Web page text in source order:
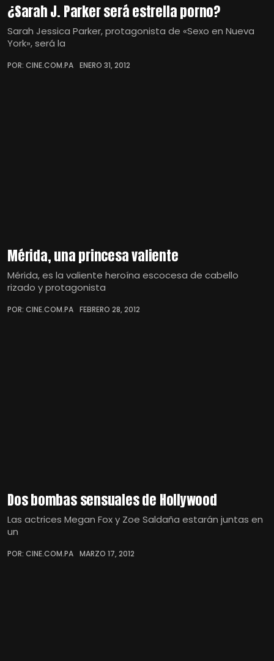
¿Sarah J. Parker será estrella porno?
Sarah Jessica Parker, protagonista de «Sexo en Nueva
York», será la
POR: CINE.COM.PA ENERO 31, 2012
Mérida, una princesa valiente
Mérida, es la valiente heroína escocesa de cabello
rizado y protagonista
POR: CINE.COM.PA FEBRERO 28, 2012
Dos bombas sensuales de Hollywood
Las actrices Megan Fox y Zoe Saldaña estarán juntas en
un
POR: CINE.COM.PA MARZO 17, 2012